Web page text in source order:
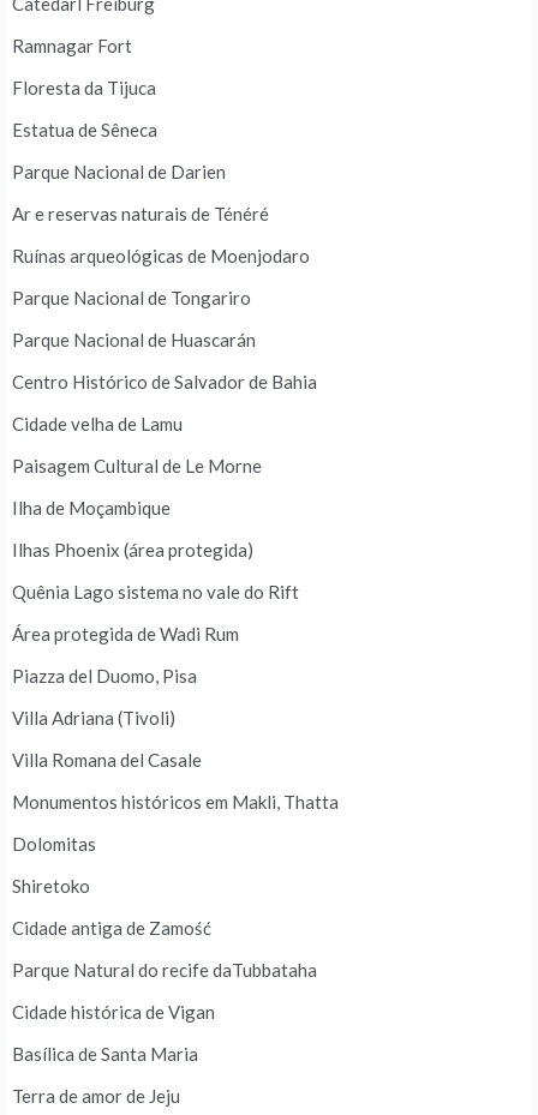
Ramnagar Fort
Floresta da Tijuca
Estatua de Sêneca
Parque Nacional de Darien
Ar e reservas naturais de Ténéré
Ruínas arqueológicas de Moenjodaro
Parque Nacional de Tongariro
Parque Nacional de Huascarán
Centro Histórico de Salvador de Bahia
Cidade velha de Lamu
Paisagem Cultural de Le Morne
Ilha de Moçambique
Ilhas Phoenix (área protegida)
Quênia Lago sistema no vale do Rift
Área protegida de Wadi Rum
Piazza del Duomo, Pisa
Villa Adriana (Tivoli)
Villa Romana del Casale
Monumentos históricos em Makli, Thatta
Dolomitas
Shiretoko
Cidade antiga de Zamość
Parque Natural do recife daTubbataha
Cidade histórica de Vigan
Basílica de Santa Maria
Terra de amor de Jeju